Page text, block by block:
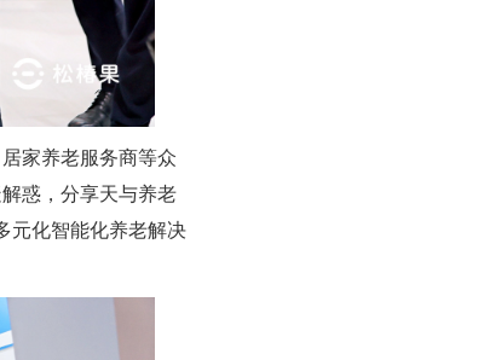
家养老服务商等众
惑，分享天与养老
元化智能化养老解决